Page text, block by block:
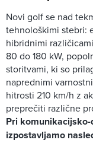
Novi golf se nad
tehnološkimi stebri:
hibridnimi
80 do 180 kW,
storitvami, ki so
naprednimi
hitrosti 210 km/h z
preprečiti različne
Pri
izpostavljamo